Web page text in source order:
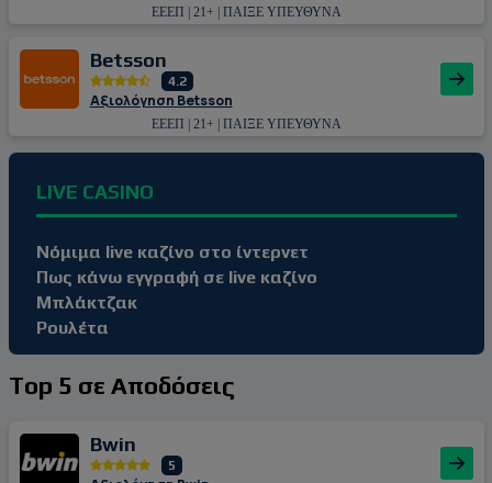
ΕΕΕΠ | 21+ | ΠΑΙΞΕ ΥΠΕΥΘΥΝΑ
Betsson
4.2
Αξιολόγηση Betsson
ΕΕΕΠ | 21+ | ΠΑΙΞΕ ΥΠΕΥΘΥΝΑ
LIVE CASINO
Νόμιμα live καζίνο στο ίντερνετ
Πως κάνω εγγραφή σε live καζίνο
Μπλάκτζακ
Ρουλέτα
Top 5 σε Αποδόσεις
Bwin
5